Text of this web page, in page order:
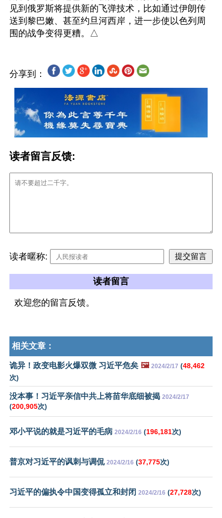
见到俄罗斯将提供新的飞弹技术，比如通过伊朗传
送到黎巴嫩、甚至约旦河西岸，进一步使以色列周
分享到：
读者留言反馈:
读者暱称:
读者留言
欢迎您的留言反馈。
相关文章：
诡异！政变电影火爆双微 习近平危矣 🖼️ 2024/2/17 (48,462
次)
没本事！习近平亲信中共上将苗华底细被揭 2024/2/17
(200,905次)
邓小平说的就是习近平的毛病 2024/2/16 (196,181次)
普京对习近平的讽刺与调侃 2024/2/16 (37,775次)
习近平的偏执令中国变得孤立和封闭 2024/2/16 (27,728次)